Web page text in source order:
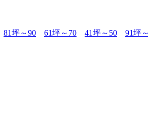
81坪～90 61坪～70 41坪～50 91坪